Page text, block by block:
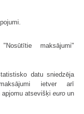
maksājumi"
datu sniedzēja
ietver arī
atsevišķi euro un